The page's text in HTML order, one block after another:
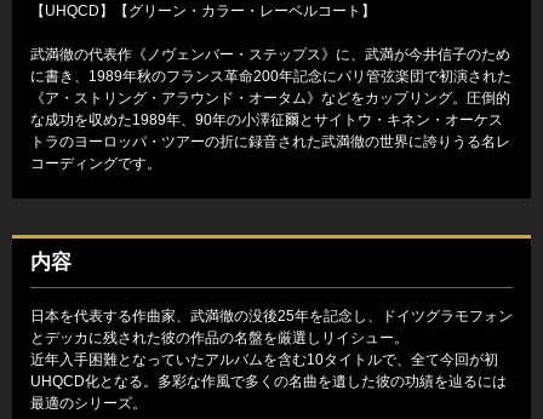
【UHQCD】【グリーン・カラー・レーベルコート】
武満徹の代表作《ノヴェンバー・ステップス》に、武満が今井信子のため
に書き、1989年秋のフランス革命200年記念にパリ管弦楽団で初演された
《ア・ストリング・アラウンド・オータム》などをカップリング。圧倒的
な成功を収めた1989年、90年の小澤征爾とサイトウ・キネン・オーケス
トラのヨーロッパ・ツアーの折に録音された武満徹の世界に誇りうる名レ
コーディングです。
内容
日本を代表する作曲家、武満徹の没後25年を記念し、ドイツグラモフォン
とデッカに残された彼の作品の名盤を厳選しリイシュー。
近年入手困難となっていたアルバムを含む10タイトルで、全て今回が初
UHQCD化となる。多彩な作風で多くの名曲を遺した彼の功績を辿るには
最適のシリーズ。